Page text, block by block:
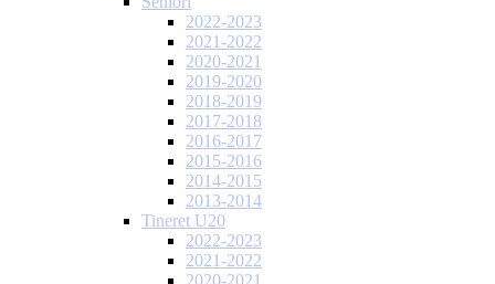
2022-2023
2021-2022
2020-2021
2019-2020
2018-2019
2017-2018
2016-2017
2015-2016
2014-2015
2013-2014
Tineret U20
2022-2023
2021-2022
2020-2021